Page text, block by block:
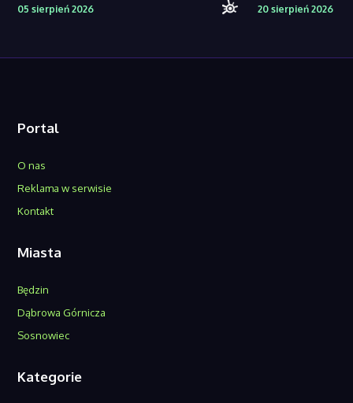
05 sierpień 2026 20 sierpień 2026
Portal
O nas
Reklama w serwisie
Kontakt
Miasta
Będzin
Dąbrowa Górnicza
Sosnowiec
Kategorie